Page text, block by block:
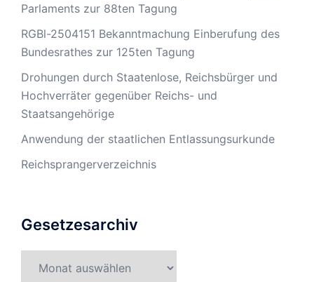
Parlaments zur 88ten Tagung
RGBl-2504151 Bekanntmachung Einberufung des
Bundesrathes zur 125ten Tagung
Drohungen durch Staatenlose, Reichsbürger und
Hochverräter gegenüber Reichs- und
Staatsangehörige
Anwendung der staatlichen Entlassungsurkunde
Reichsprangerverzeichnis
Gesetzesarchiv